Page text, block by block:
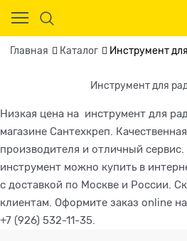
Главная Каталог Инструмент
Инструмент для
Низкая цена на инструмент для
магазине Сантехкреп.
производителя и отличный сервис.
инструмент можно купить в
с доставкой по Москве и России.
клиентам. Оформите заказ online
+7 (926) 532-11-35.